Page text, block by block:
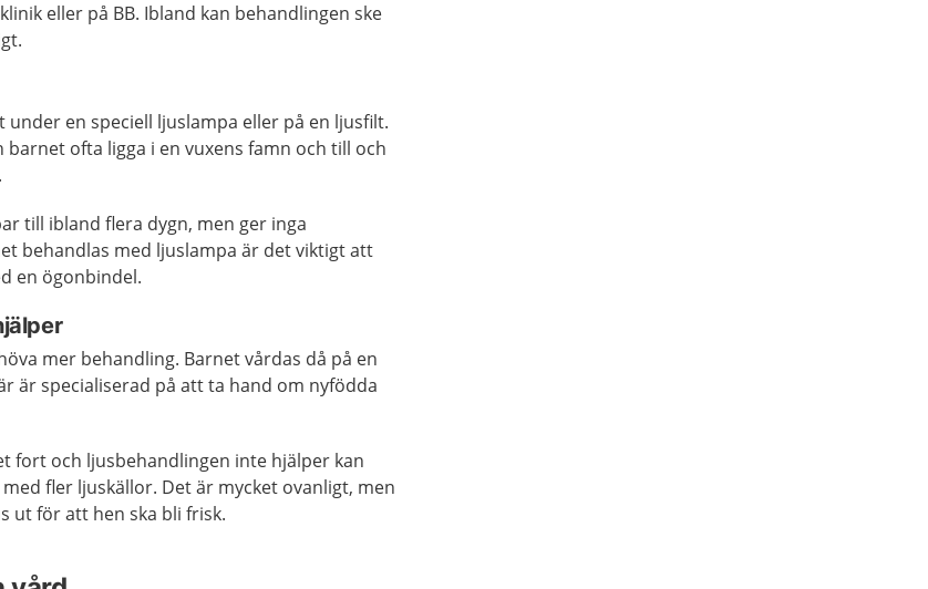
eller på BB. Ibland kan behandlingen ske
en speciell ljuslampa eller på en ljusfilt.
ofta ligga i en vuxens famn och till och
till ibland flera dygn, men ger inga
behandlas med ljuslampa är det viktigt att
en ögonbindel.
mer behandling. Barnet vårdas då på en
är specialiserad på att ta hand om nyfödda
fort och ljusbehandlingen inte hjälper kan
fler ljuskällor. Det är mycket ovanligt, men
ut för att hen ska bli frisk.